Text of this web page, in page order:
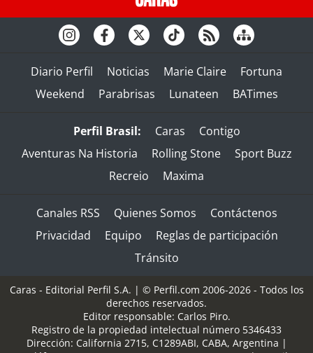
Diario Perfil Noticias Marie Claire
Fortuna
Weekend
Parabrisas Lunateen BATimes
Perfil Brasil: Caras
Contigo
Aventuras Na Historia
Rolling Stone
Sport Buzz
Recreio
Maxima
Canales RSS Quienes Somos
Contáctenos
Privacidad
Equipo
Reglas de participación
Tránsito
Caras - Editorial Perfil S.A. | © Perfil.com 2006-2026 - Todos los
derechos reservados.
Editor responsable: Carlos Piro.
Registro de la propiedad intelectual número 5346433
Dirección: California 2715, C1289ABI, CABA, Argentina |